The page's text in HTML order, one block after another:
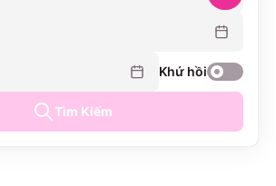
Khứ hồi
Tìm Kiếm